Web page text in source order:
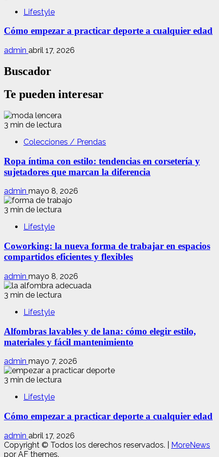
Lifestyle
Cómo empezar a practicar deporte a cualquier edad
admin abril 17, 2026
Buscador
Te pueden interesar
3 min de lectura
Colecciones / Prendas
Ropa íntima con estilo: tendencias en corsetería y
sujetadores que marcan la diferencia
admin mayo 8, 2026
3 min de lectura
Lifestyle
Coworking: la nueva forma de trabajar en espacios
compartidos eficientes y flexibles
admin mayo 8, 2026
3 min de lectura
Lifestyle
Alfombras lavables y de lana: cómo elegir estilo,
materiales y fácil mantenimiento
admin mayo 7, 2026
3 min de lectura
Lifestyle
Cómo empezar a practicar deporte a cualquier edad
admin abril 17, 2026
Copyright © Todos los derechos reservados.
MoreNews
por AF themes.